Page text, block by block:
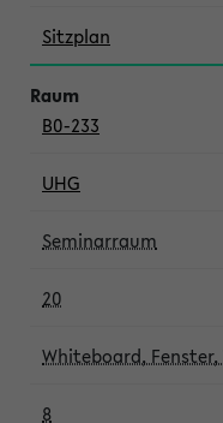
Sitzplan
B0-233
UHG
Seminarraum
20
Whiteboard,
8